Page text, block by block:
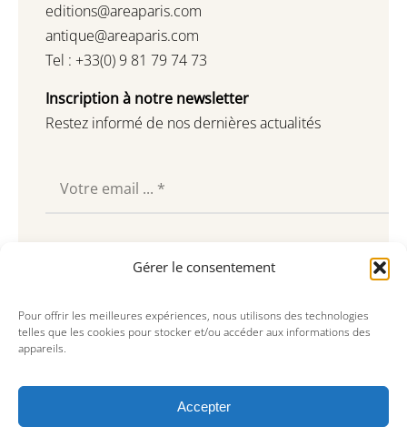
Gérer le consentement
Pour offrir les meilleures expériences, nous utilisons des technologies
telles que les cookies pour stocker et/ou accéder aux informations des
appareils.
Accepter
editions@areaparis.com
antique@areaparis.com
Tel : +33(0) 9 81 79 74 73
Inscription à notre newsletter
Restez informé de nos dernières actualités
Souscrire